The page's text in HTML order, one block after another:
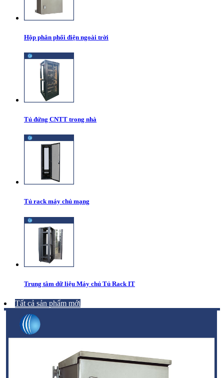
Hộp phân phối điện ngoài trời
Tủ đứng CNTT trong nhà
Tủ rack máy chủ mạng
Trung tâm dữ liệu Máy chủ Tủ Rack IT
Tất cả sản phẩm mới